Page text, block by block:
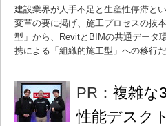
建設業界が人手不足と生産性停滞と
変革の要に掲げ、施工プロセスの抜
型」から、RevitとBIMの共通データ
携による「組織的施工型」への移行だ
PR： 複雑な
性能デスク